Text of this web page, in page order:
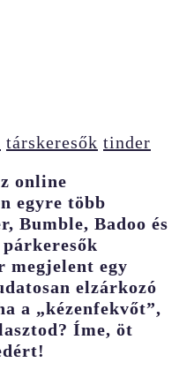
társkeresők tinder
online
egyre több
Bumble, Badoo és
megjelent egy
elzárkozó
a „kézenfekvőt”,
Íme, öt